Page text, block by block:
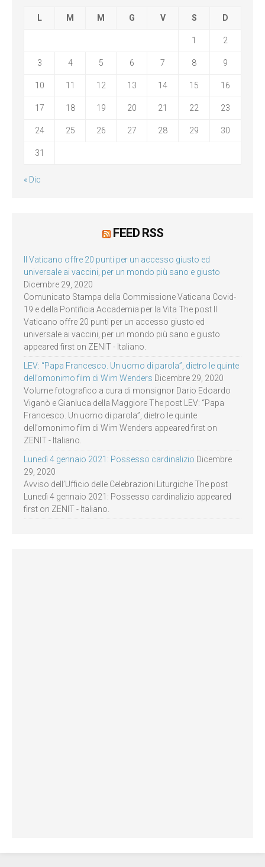
L M M G V S D
1 2
3 4 5 6 7 8 9
10 11 12 13 14 15 16
17 18 19 20 21 22 23
24 25 26 27 28 29 30
31
« Dic
FEED RSS
Il Vaticano offre 20 punti per un accesso giusto ed
universale ai vaccini, per un mondo più sano e giusto
Dicembre 29, 2020
Comunicato Stampa della Commissione Vaticana Covid-
19 e della Pontificia Accademia per la Vita The post Il
Vaticano offre 20 punti per un accesso giusto ed
universale ai vaccini, per un mondo più sano e giusto
appeared first on ZENIT - Italiano.
LEV: “Papa Francesco. Un uomo di parola”, dietro le quinte
dell’omonimo film di Wim Wenders Dicembre 29, 2020
Volume fotografico a cura di monsignor Dario Edoardo
Viganò e Gianluca della Maggiore The post LEV: “Papa
Francesco. Un uomo di parola”, dietro le quinte
dell’omonimo film di Wim Wenders appeared first on
ZENIT - Italiano.
Lunedì 4 gennaio 2021: Possesso cardinalizio Dicembre
29, 2020
Avviso dell’Ufficio delle Celebrazioni Liturgiche The post
Lunedì 4 gennaio 2021: Possesso cardinalizio appeared
first on ZENIT - Italiano.